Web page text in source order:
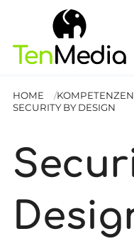
HOME KOMPETENZEN
SECURITY BY DESIGN